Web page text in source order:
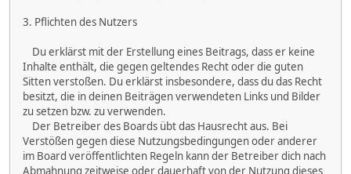
3. Pflichten des Nutzers
Du erklärst mit der Erstellung eines Beitrags, dass er keine
Inhalte enthält, die gegen geltendes Recht oder die guten
Sitten verstoßen. Du erklärst insbesondere, dass du das Recht
besitzt, die in deinen Beiträgen verwendeten Links und Bilder
zu setzen bzw. zu verwenden.
Der Betreiber des Boards übt das Hausrecht aus. Bei
Verstößen gegen diese Nutzungsbedingungen oder anderer
im Board veröffentlichten Regeln kann der Betreiber dich nach
Abmahnung zeitweise oder dauerhaft von der Nutzung dieses